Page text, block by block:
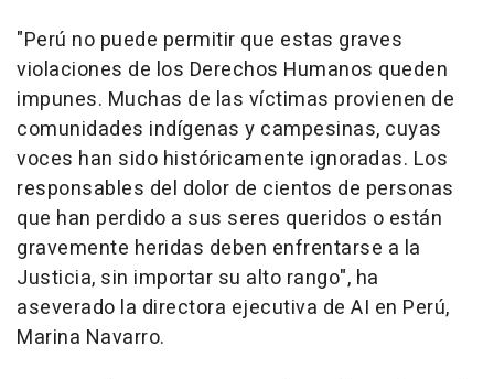
"Perú no puede permitir que estas graves
violaciones de los Derechos Humanos queden
impunes. Muchas de las víctimas provienen de
comunidades indígenas y campesinas, cuyas
voces han sido históricamente ignoradas. Los
responsables del dolor de cientos de personas
que han perdido a sus seres queridos o están
gravemente heridas deben enfrentarse a la
Justicia, sin importar su alto rango", ha
aseverado la directora ejecutiva de AI en Perú,
Marina Navarro.